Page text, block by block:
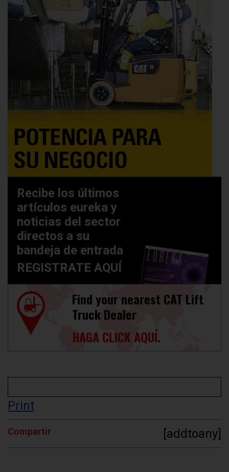
Recibe los últimos
artículos eureka y
noticias del sector
directos a su
bandeja de entrada
REGISTRATE AQUÍ
Find your nearest CAT Lift
Truck Dealer
HAGA CLICK AQUÍ.
Print
Compartir [addtoany]